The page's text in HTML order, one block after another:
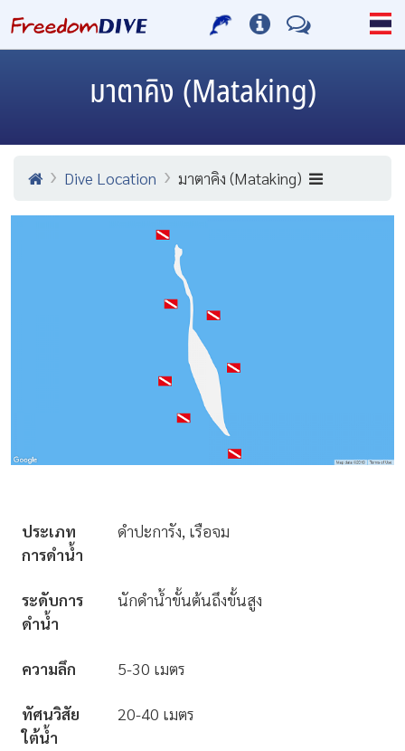
มาตาคิง (Mataking)
Dive Location มาตาคิง (Mataking)
ประเภท
การดำน้ำ
ดำปะการัง, เรือจม
ระดับการ
ดำน้ำ
นักดำน้ำขั้นต้นถึงขั้นสูง
ความลึก 5-30 เมตร
ทัศนวิสัย
ใต้น้ำ
20-40 เมตร